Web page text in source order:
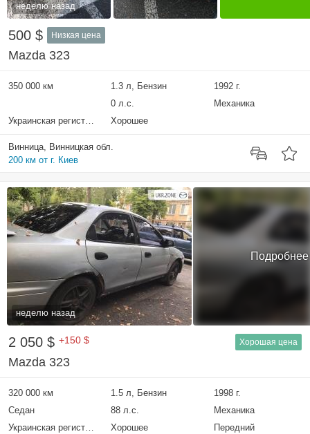
неделю назад
500 $ Низкая цена
Mazda 323
350 000 км 1.3 л, Бензин
1992 г.
0 л.с.
Механика
Украинская регистрация
Хорошее
Винница, Винницкая обл.
200 км от г. Киев
неделю назад
Подробнее
2 050 $ +150 $ Хорошая цена
Mazda 323
320 000 км 1.5 л, Бензин
1998 г.
Седан
88 л.с.
Механика
Украинская регистрация
Хорошее Передний